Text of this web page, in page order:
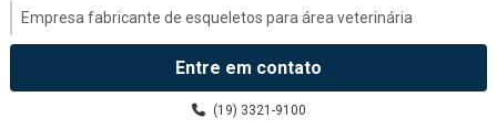
Empresa fabricante de esqueletos para área veterinária
Empresa fabricante de modelo anatômico médico
Esqueletos para área humana
Entre em contato
(19) 3321-9100